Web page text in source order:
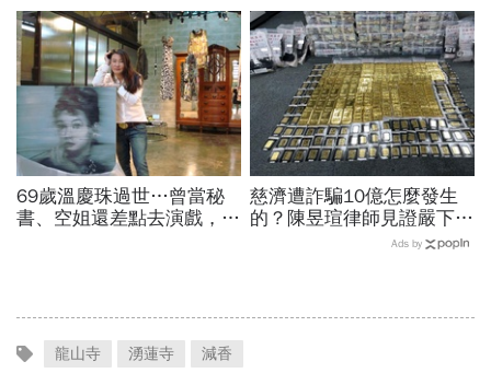
選、藍綠白布局選戰搶先看 蚊子館也變無人機聚落
69歲溫慶珠過世…曾當秘
書、空姐還差點去演戲，擁
慈濟遭詐騙10億怎麼發生
的？陳昱瑄律師見證嚴下跪
博信任！豪宅藏158公斤黃
Ads by
龍山寺 湧蓮寺 減香